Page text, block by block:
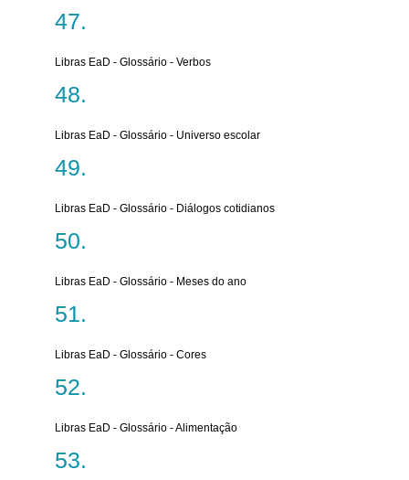
Libras EaD - Glossário - Verbos
Libras EaD - Glossário - Universo escolar
Libras EaD - Glossário - Diálogos cotidianos
Libras EaD - Glossário - Meses do ano
Libras EaD - Glossário - Cores
Libras EaD - Glossário - Alimentação